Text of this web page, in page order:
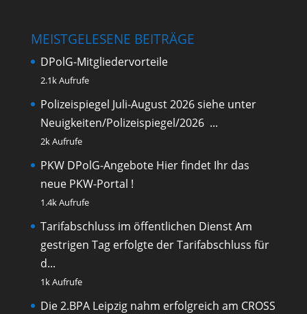
MEISTGELESENE BEITRÄGE
DPolG-Mitgliedervorteile
2.1k Aufrufe
Polizeispiegel Juli-August 2026siehe unter
Neuigkeiten/Polizeispiegel/2026 ...
2k Aufrufe
PKW DPolG-Angebote Hier findet Ihr das
neue PKW-Portal !
1.4k Aufrufe
Tarifabschluss im öffentlichen DienstAm
gestrigen Tag erfolgte der Tarifabschluss für
d...
1k Aufrufe
Die 2.BPA Leipzig nahm erfolgreich am CROSS